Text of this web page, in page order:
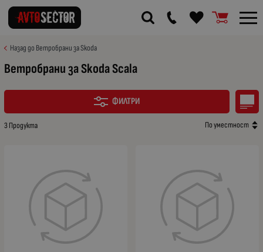
Назад до Ветробрани за Skoda
Ветробрани за Skoda Scala
ФИЛТРИ
3 Продукта По уместност